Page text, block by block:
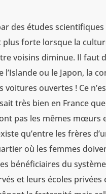
des études
forte lorsque la
voisins diminue. Il faut
ou le Japon, la
ouvertes ! Ce
très bien en France
pas les mêmes
qu’entre les frères
où les femmes
bénéficiaires du
et leurs écoles privées